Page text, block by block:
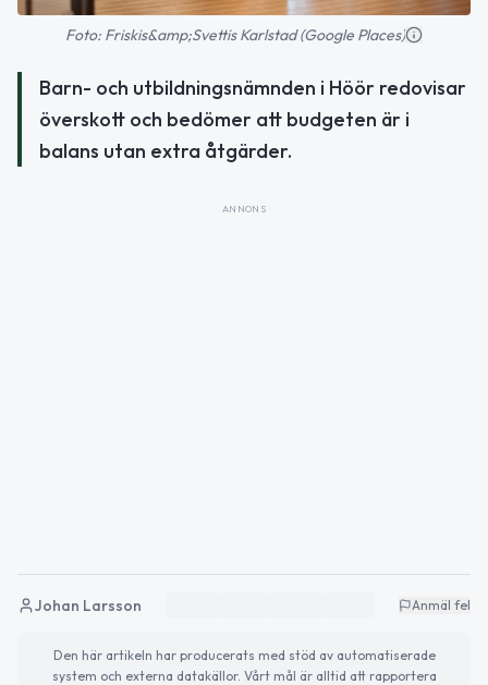
Foto: Friskis&amp;Svettis Karlstad (Google Places)
Barn- och utbildningsnämnden i Höör redovisar
överskott och bedömer att budgeten är i
balans utan extra åtgärder.
ANNONS
Johan Larsson Anmäl fel
Den här artikeln har producerats med stöd av automatiserade
system och externa datakällor. Vårt mål är alltid att rapportera